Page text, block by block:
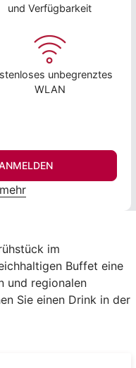
und Verfügbarkeit
unbegrenztes
WLAN
im
Buffet eine
und regionalen
Sie einen Drink in der